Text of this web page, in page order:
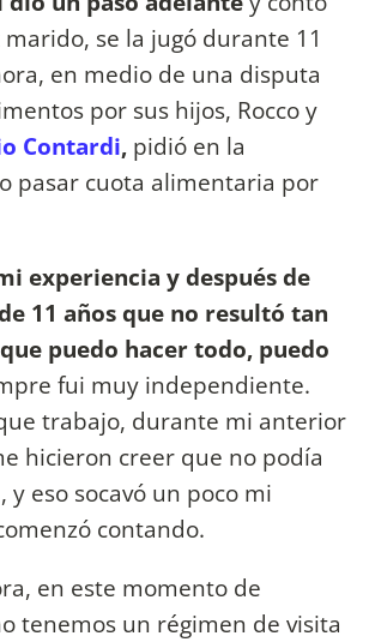
se la jugó durante 11
en medio de una disputa
por sus hijos, Rocco y
Contardi, pidió en la
pasar cuota alimentaria por
experiencia y después de
11 años que no resultó tan
puedo hacer todo, puedo
fui muy independiente.
trabajo, durante mi anterior
hicieron creer que no podía
eso socavó un poco mi
contando.
en este momento de
tenemos un régimen de visita